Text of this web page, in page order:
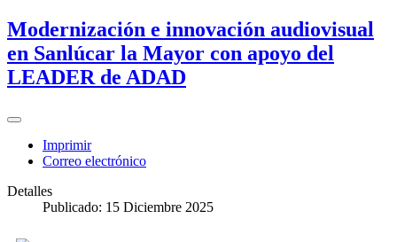
Modernización e innovación audiovisual
en Sanlúcar la Mayor con apoyo del
LEADER de ADAD
Imprimir
Correo electrónico
Detalles
Publicado: 15 Diciembre 2025